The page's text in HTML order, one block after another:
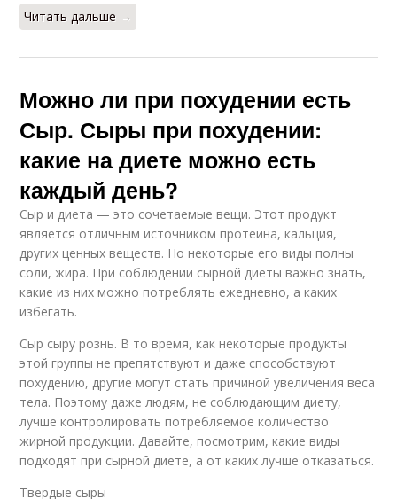
Читать дальше →
Можно ли при похудении есть
Сыр. Сыры при похудении:
какие на диете можно есть
каждый день?
Сыр и диета — это сочетаемые вещи. Этот продукт
является отличным источником протеина, кальция,
других ценных веществ. Но некоторые его виды полны
соли, жира. При соблюдении сырной диеты важно знать,
какие из них можно потреблять ежедневно, а каких
избегать.
Сыр сыру рознь. В то время, как некоторые продукты
этой группы не препятствуют и даже способствуют
похудению, другие могут стать причиной увеличения веса
тела. Поэтому даже людям, не соблюдающим диету,
лучше контролировать потребляемое количество
жирной продукции. Давайте, посмотрим, какие виды
подходят при сырной диете, а от каких лучше отказаться.
Твердые сыры